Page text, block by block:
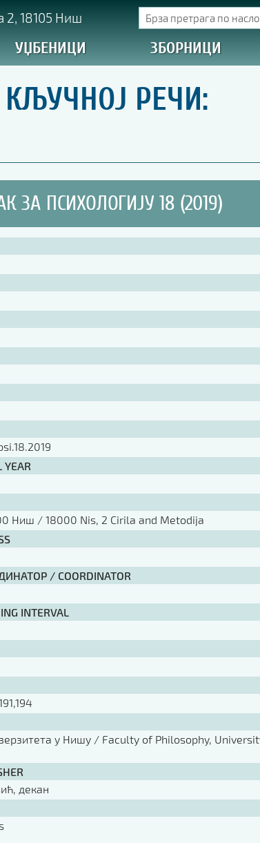
2, 18105 Ниш
УЏБЕНИЦИ ЗБОРНИЦИ
РЕЧИ:
ЗА ПСИХОЛОГИЈУ 18 (2019)
Ниш / 18000 Nis, 2 Cirila and Metodija
/ COORDINATOR
INTERVAL
у Нишу / Faculty of Philosophy,
декан